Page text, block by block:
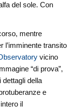
del sole. Con
mentre
l’imminente transito
vicino
“di prova”,
della
e
il